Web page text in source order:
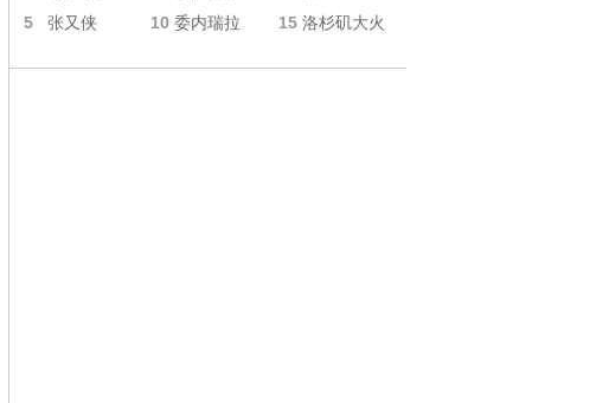
5 张又侠 10 委内瑞拉 15 洛杉矶大火